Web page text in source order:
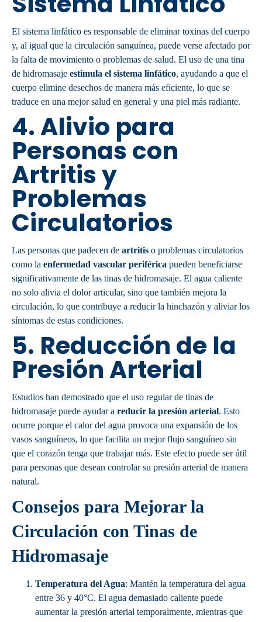
El sistema linfático es responsable de eliminar toxinas del cuerpo
y, al igual que la circulación sanguínea, puede verse afectado por
la falta de movimiento o problemas de salud. El uso de una tina
de hidromasaje estimula el sistema linfático, ayudando a que el
cuerpo elimine desechos de manera más eficiente, lo que se
traduce en una mejor salud en general y una piel más radiante.
4.Alivio para
Personas con
Artritis y
Problemas
Circulatorios
Las personas que padecen de artritis o problemas circulatorios
como la enfermedad vascular periférica pueden beneficiarse
significativamente de las tinas de hidromasaje. El agua caliente
no solo alivia el dolor articular, sino que también mejora la
circulación, lo que contribuye a reducir la hinchazón y aliviar los
síntomas de estas condiciones.
5. Reducción de la
Presión Arterial
Estudios han demostrado que el uso regular de tinas de
hidromasaje puede ayudar a reducir la presión arterial. Esto
ocurre porque el calor del agua provoca una expansión de los
vasos sanguíneos, lo que facilita un mejor flujo sanguíneo sin
que el corazón tenga que trabajar más. Este efecto puede ser útil
para personas que desean controlar su presión arterial de manera
natural.
Consejos para Mejorar la
Circulación con Tinas de
Hidromasaje
Temperatura del Agua: Mantén la temperatura del agua
entre 36 y 40°C. El agua demasiado caliente puede
aumentar la presión arterial temporalmente, mientras que